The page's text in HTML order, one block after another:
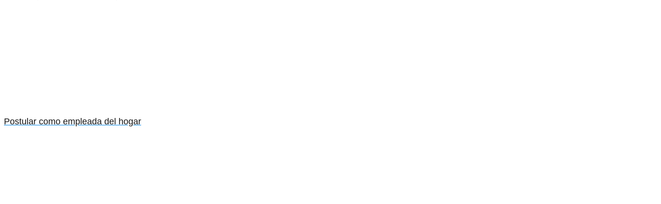
Postular como empleada del hogar